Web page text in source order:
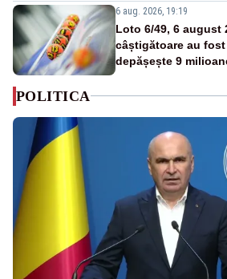
6 aug. 2026, 19:19
Loto 6/49, 6 august
câștigătoare au
depășește 9
POLITICA